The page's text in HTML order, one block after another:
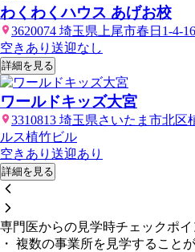
わくわくハウス あげお校
3620074 埼玉県上尾市春日1-4-
空きあり 送迎なし
詳細を見る
ワールドキッズ大宮
3310813 埼玉県さいたま市北
ルス植竹ビル
空きあり 送迎あり
詳細を見る
専門医からの見学時チェックポイ
・ 複数の事業所を見学すること